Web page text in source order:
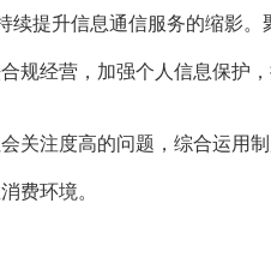
提升信息通信服务的缩影。
规经营，加强个人信息保护
注度高的问题，综合运用
费环境。